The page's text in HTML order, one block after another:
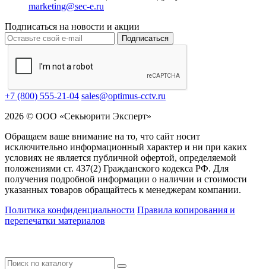
marketing@sec-e.ru
Подписаться на новости и акции
Подписаться
+7 (800) 555-21-04 sales@optimus-cctv.ru
2026 © ООО «Секьюрити Эксперт»
Обращаем ваше внимание на то, что сайт носит
исключительно информационный характер и ни при каких
условиях не является публичной офертой, определяемой
положениями ст. 437(2) Гражданского кодекса РФ. Для
получения подробной информации о наличии и стоимости
указанных товаров обращайтесь к менеджерам компании.
Политика конфиденциальности Правила копирования и
перепечатки материалов